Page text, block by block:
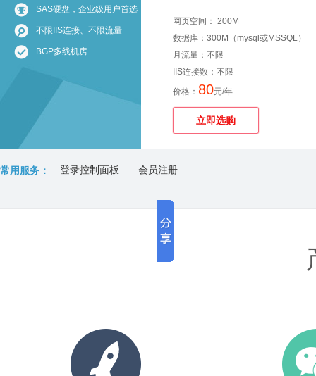
SAS硬盘，企业级用户首选
不限IIS连接、不限流量
BGP多线机房
网页空间： 200M
数据库：300M（mysql或MSSQL）
月流量：不限
IIS连接数：不限
价格： 80元/年
立即选购
常用服务： 登录控制面板 会员注册